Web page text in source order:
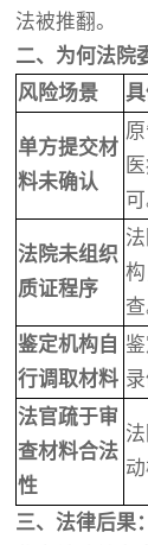
法被推翻。
二、为何法院
风险场景
单方提交材
料未确认
可
法院未组织
质证程序
查
鉴定机构自
行调取材料
法官疏于审
查材料合法
性
三、法律后果